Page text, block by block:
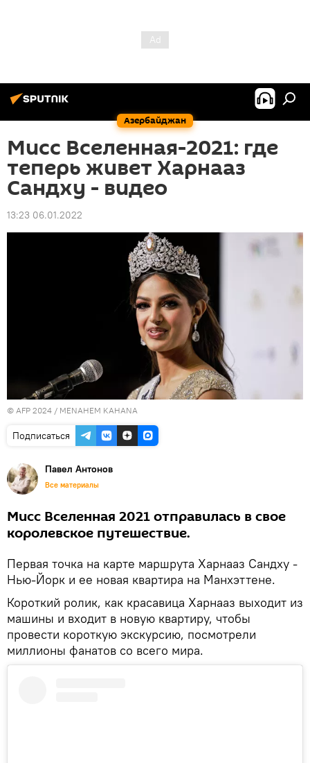
Азербайджан
Мисс Вселенная-2021: где
теперь живет Харнааз
Сандху - видео
13:23 06.01.2022
© AFP 2024 / MENAHEM KAHANA
Подписаться
Павел Антонов
Все материалы
Мисс Вселенная 2021 отправилась в свое
королевское путешествие.
Первая точка на карте маршрута Харнааз Сандху -
Нью-Йорк и ее новая квартира на Манхэттене.
Короткий ролик, как красавица Харнааз выходит из
машины и входит в новую квартиру, чтобы
провести короткую экскурсию, посмотрели
миллионы фанатов со всего мира.